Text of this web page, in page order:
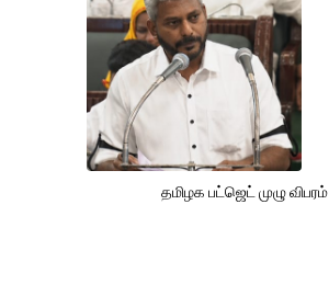
தமிழக பட்ஜெட் முழு விபரம்